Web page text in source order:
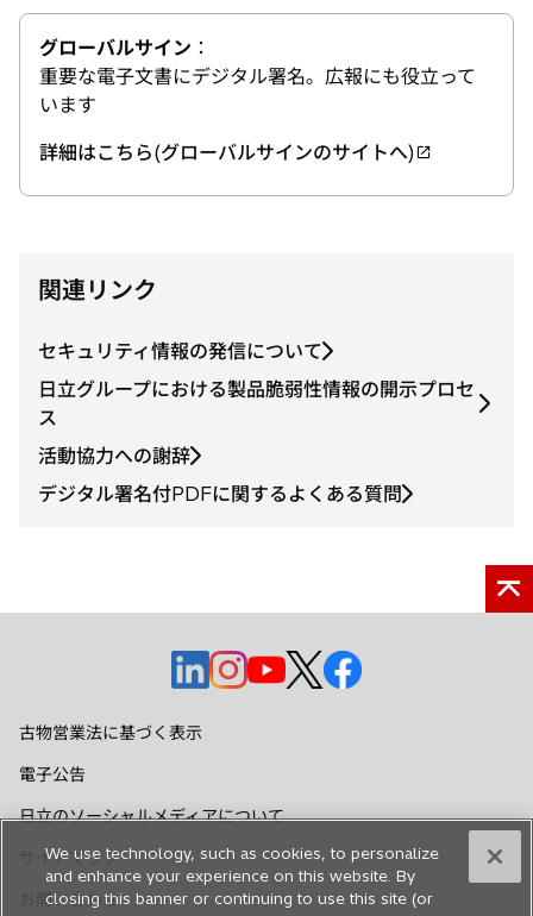
グローバルサイン ：
重要な電子文書にデジタル署名。広報にも役立って
います
詳細はこちら(グローバルサインのサイトへ)
新
し
ブ
で
く
関連リンク
セキュリティ情報の発信について
日立グループにおける製品脆弱性情報の開示プロセ
ス
活動協力への謝辞
デジタル署名付PDFに関するよくある質問
新
し
で
く
新
で
く
新
し
く
新
し
く
新
く
古物営業法に基づく表示
電子公告
日立のソーシャルメディアについて
サイトマップ
お問い合わせ
We use technology, such as cookies, to personalize
and enhance your experience on this website. By
closing this banner or continuing to use this site (or